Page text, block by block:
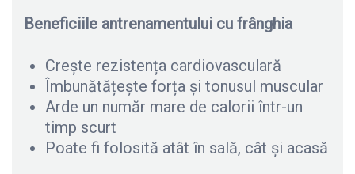
Beneficiile antrenamentului cu frânghia
Crește rezistența cardiovasculară
Îmbunătățește forța și tonusul muscular
Arde un număr mare de calorii într-un
timp scurt
Poate fi folosită atât în sală, cât și acasă